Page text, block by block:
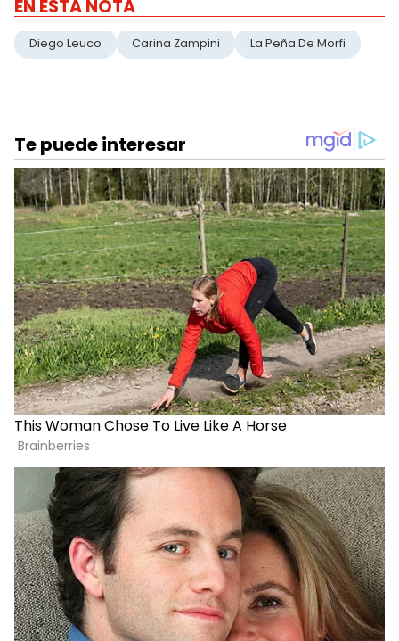
EN ESTA NOTA
Diego Leuco Carina Zampini La Peña De Morfi